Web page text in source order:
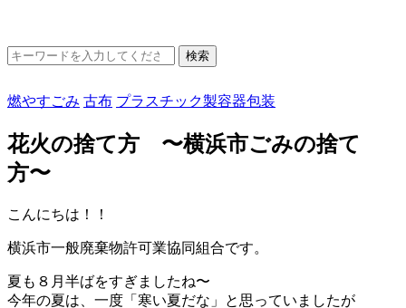
燃やすごみ 古布 プラスチック製容器包装
花火の捨て方 〜横浜市ごみの捨て
方〜
こんにちは！！
横浜市一般廃棄物許可業協同組合です。
夏も８月半ばをすぎましたね〜
今年の夏は、一度「寒い夏だな」と思っていましたが